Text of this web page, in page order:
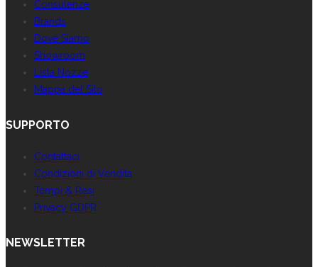
Consulenze
Brands
Dove Siamo
Showroom
Lista Nozze
Mappa del Sito
SUPPORTO
Contattaci
Condizioni di Vendita
Tempi & Resi
Privacy GDPR
NEWSLETTER